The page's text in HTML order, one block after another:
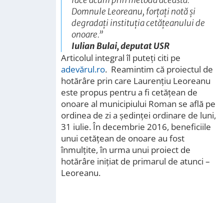
Domnule Leoreanu, forţaţi notă şi
degradaţi instituţia cetăţeanului de
onoare.”
Iulian Bulai, deputat USR
Articolul integral îl puteți citi pe
adevărul.ro. Reamintim că proiectul de
hotărâre prin care Laurențiu Leoreanu
este propus pentru a fi cetățean de
onoare al municipiului Roman se află pe
ordinea de zi a ședinței ordinare de luni,
31 iulie. În decembrie 2016, beneficiile
unui cetățean de onoare au fost
înmulțite, în urma unui proiect de
hotărâre inițiat de primarul de atunci –
Leoreanu.